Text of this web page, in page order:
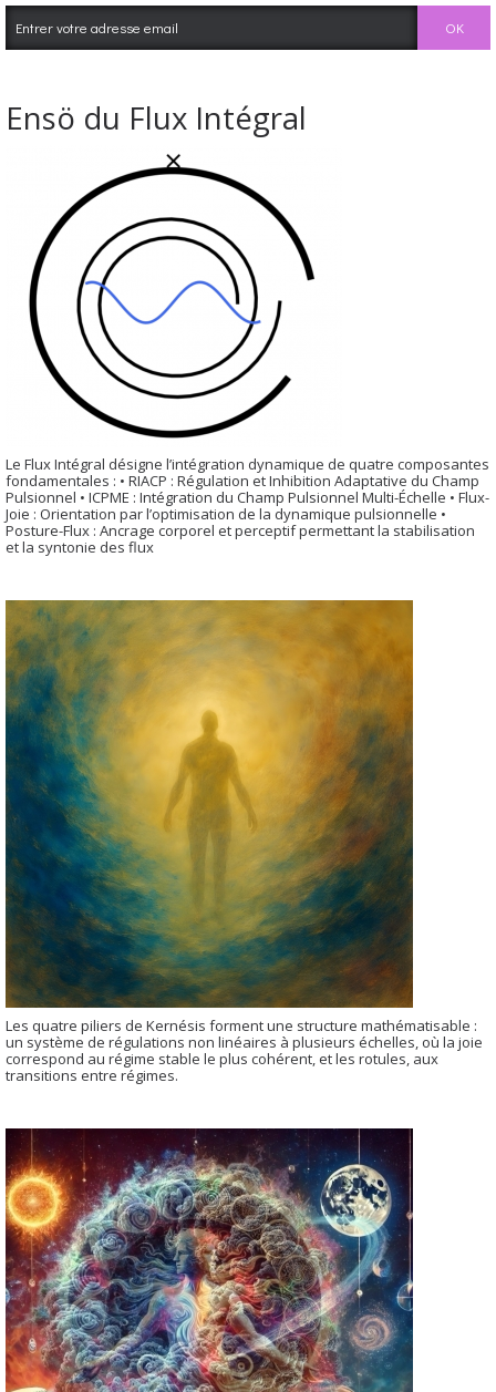
Ensö du Flux Intégral
Le Flux Intégral désigne l’intégration dynamique de quatre composantes
fondamentales : • RIACP : Régulation et Inhibition Adaptative du Champ
Pulsionnel • ICPME : Intégration du Champ Pulsionnel Multi-Échelle • Flux-
Joie : Orientation par l’optimisation de la dynamique pulsionnelle •
Posture-Flux : Ancrage corporel et perceptif permettant la stabilisation
et la syntonie des flux
Les quatre piliers de Kernésis forment une structure mathématisable :
un système de régulations non linéaires à plusieurs échelles, où la joie
correspond au régime stable le plus cohérent, et les rotules, aux
transitions entre régimes.